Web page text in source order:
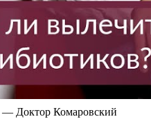
— Доктор Комаровский